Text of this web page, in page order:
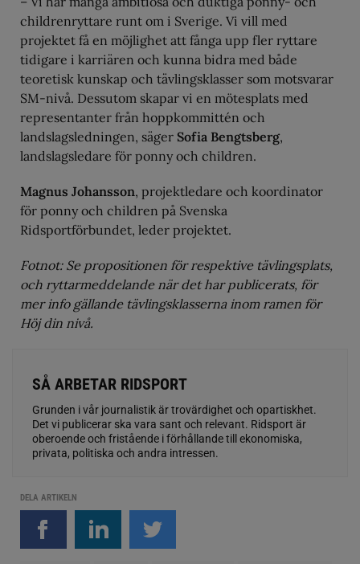
childrenryttare runt om i Sverige. Vi vill med
projektet få en möjlighet att fånga upp fler ryttare
tidigare i karriären och kunna bidra med både
teoretisk kunskap och tävlingsklasser som motsvarar
SM-nivå. Dessutom skapar vi en mötesplats med
representanter från hoppkommittén och
landslagsledningen, säger Sofia Bengtsberg,
landslagsledare för ponny och children.
Magnus Johansson, projektledare och koordinator
för ponny och children på Svenska
Ridsportförbundet, leder projektet.
Fotnot: Se propositionen för respektive tävlingsplats,
och ryttarmeddelande när det har publicerats, för
mer info gällande tävlingsklasserna inom ramen för
Höj din nivå.
SÅ ARBETAR RIDSPORT
Grunden i vår journalistik är trovärdighet och opartiskhet.
Det vi publicerar ska vara sant och relevant. Ridsport är
oberoende och fristående i förhållande till ekonomiska,
privata, politiska och andra intressen.
DELA ARTIKELN